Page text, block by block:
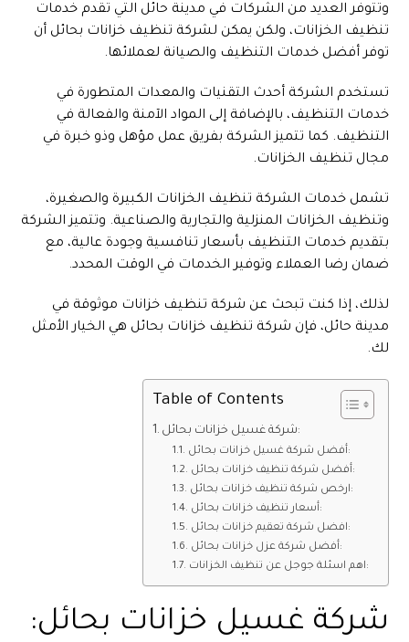
وتتوفر العديد من الشركات في مدينة حائل التي تقدم خدمات
تنظيف الخزانات، ولكن يمكن لشركة تنظيف خزانات بحائل أن
توفر أفضل خدمات التنظيف والصيانة لعملائها.
تستخدم الشركة أحدث التقنيات والمعدات المتطورة في
خدمات التنظيف، بالإضافة إلى المواد الآمنة والفعالة في
التنظيف. كما تتميز الشركة بفريق عمل مؤهل وذو خبرة في
مجال تنظيف الخزانات.
تشمل خدمات الشركة تنظيف الخزانات الكبيرة والصغيرة،
وتنظيف الخزانات المنزلية والتجارية والصناعية. وتتميز الشركة
بتقديم خدمات التنظيف بأسعار تنافسية وجودة عالية، مع
ضمان رضا العملاء وتوفير الخدمات في الوقت المحدد.
لذلك، إذا كنت تبحث عن شركة تنظيف خزانات موثوقة في
مدينة حائل، فإن شركة تنظيف خزانات بحائل هي الخيار الأمثل
لك.
Table of Contents
شركة غسيل خزانات بحائل:
أفضل شركة غسيل خزانات بحائل:
أفضل شركة تنظيف خزانات بحائل:
ارخص شركة تنظيف خزانات بحائل:
أسعار تنظيف خزانات بحائل:
افضل شركة تعقيم خزانات بحائل:
أفضل شركة عزل خزانات بحائل:
اهم اسئلة جوجل عن تنظيف الخزانات:
شركة غسيل خزانات بحائل: